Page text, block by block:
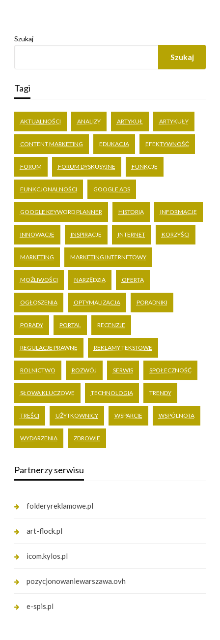
Szukaj
Szukaj
Tagi
AKTUALNOŚCI ANALIZY ARTYKUŁ ARTYKUŁY
CONTENT MARKETING EDUKACJA EFEKTYWNOŚĆ
FORUM FORUM DYSKUSYJNE FUNKCJE
FUNKCJONALNOŚCI GOOGLE ADS
GOOGLE KEYWORD PLANNER HISTORIA INFORMACJE
INNOWACJE INSPIRACJE INTERNET KORZYŚCI
MARKETING MARKETING INTERNETOWY
MOŻLIWOŚCI NARZĘDZIA OFERTA
OGŁOSZENIA OPTYMALIZACJA PORADNIKI
PORADY PORTAL RECENZJE
REGULACJE PRAWNE REKLAMY TEKSTOWE
ROLNICTWO ROZWÓJ SERWIS SPOŁECZNOŚĆ
SŁOWA KLUCZOWE TECHNOLOGIA TRENDY
TREŚCI UŻYTKOWNICY WSPARCIE WSPÓLNOTA
WYDARZENIA ZDROWIE
Partnerzy serwisu
folderyreklamowe.pl
art-flock.pl
icom.kylos.pl
pozycjonowaniewarszawa.ovh
e-spis.pl